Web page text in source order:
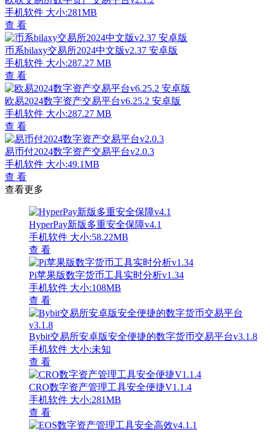
手机软件 大小:281MB
查 看
币系bilaxy交易所2024中文版v2.37 安卓版
手机软件 大小:287.27 MB
查 看
欧易2024数字资产交易平台v6.25.2 安卓版
手机软件 大小:287.27 MB
查 看
易币付2024数字资产交易平台v2.0.3
手机软件 大小:49.1MB
查 看
查看更多
HyperPay新版多重安全保障v4.1
手机软件 大小:58.22MB
查 看
Pi苹果版数字货币工具实时分析v1.34
手机软件 大小:108MB
查 看
Bybit交易所安卓版安全便捷的数字货币交易平台v3.1.8
手机软件 大小:未知
查 看
CRO数字资产管理工具安全便捷V1.1.4
手机软件 大小:281MB
查 看